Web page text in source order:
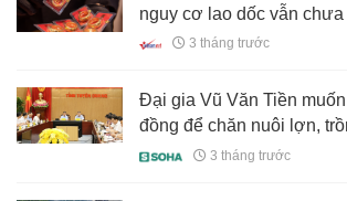
nguy cơ lao dốc vẫn
3 tháng trước
Đại gia Vũ Văn Tiền
đồng để chăn nuôi lợn,
3 tháng trước